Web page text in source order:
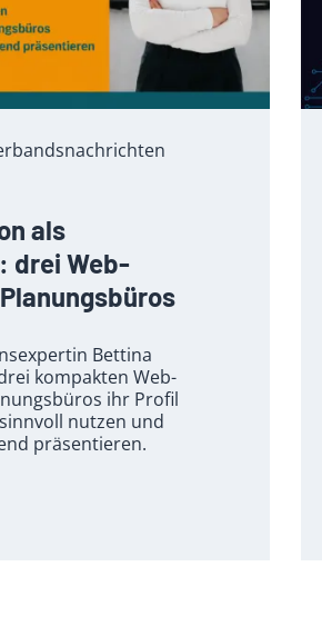
als
drei Web-
Bettina
kompakten Web-
ihr Profil
nutzen und
präsentieren.